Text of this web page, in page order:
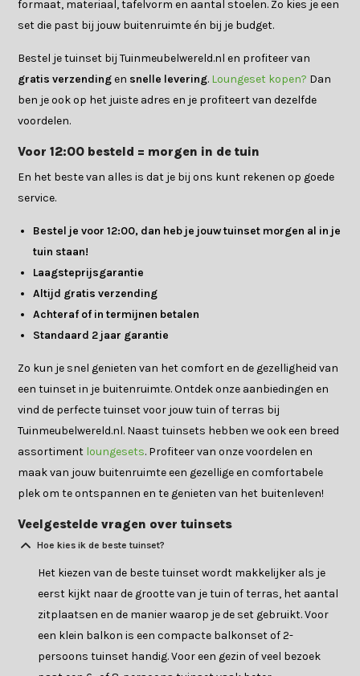
formaat, materiaal, tafelvorm en aantal stoelen. Zo kies je een
set die past bij jouw buitenruimte én bij je budget.
Bestel je tuinset bij Tuinmeubelwereld.nl en profiteer van
gratis verzendingen snelle levering. Loungeset kopen? Dan
ben je ook op het juiste adres en je profiteert van dezelfde
voordelen.
Voor 12:00 besteld = morgen in de tuin
En het beste van alles is dat je bij ons kunt rekenen op goede
service.
Bestel je voor 12:00, dan heb je jouw tuinset morgen al in je
tuin staan!
Laagsteprijsgarantie
Altijd gratis verzending
Achteraf of in termijnen betalen
Standaard 2 jaar garantie
Zo kun je snel genieten van het comfort en de gezelligheid van
een tuinset in je buitenruimte. Ontdek onze aanbiedingen en
vind de perfecte tuinset voor jouw tuin of terras bij
Tuinmeubelwereld.nl. Naast tuinsets hebben we ook een breed
assortiment loungesets. Profiteer van onze voordelen en
maak van jouw buitenruimte een gezellige en comfortabele
plek om te ontspannen en te genieten van het buitenleven!
Veelgestelde vragen over tuinsets
Hoe kies ik de beste tuinset?
Het kiezen van de beste tuinset wordt makkelijker als je
eerst kijkt naar de grootte van je tuin of terras, het aantal
zitplaatsen en de manier waarop je de set gebruikt. Voor
een klein balkon is een compacte balkonset of 2-
persoons tuinset handig. Voor een gezin of veel bezoek